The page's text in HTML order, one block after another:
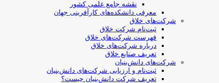
نقشه جامع علمی کشور
معرفی دانشکده‌های کارآفرینی جهان
شرکت‌های خلاق
ثبت‌نام شرکت خلاق
فهرست شرکت‌های خلاق
درباره شرکت‌های خلاق
تعریف صنایع خلاق
شرکت‌های دانش‌بنیان
ثبت‌نام و ارزیابی شرکت‌های دانش‌بنیان
تعریف شرکت دانش‌بنیان چیست؟